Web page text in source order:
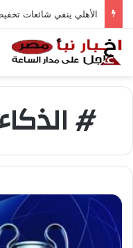
الأهلي ينفي شائعات
#